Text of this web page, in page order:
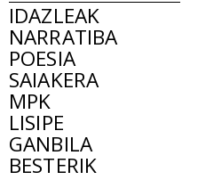
IDAZLEAK
NARRATIBA
POESIA
SAIAKERA
MPK
LISIPE
GANBILA
BESTERIK